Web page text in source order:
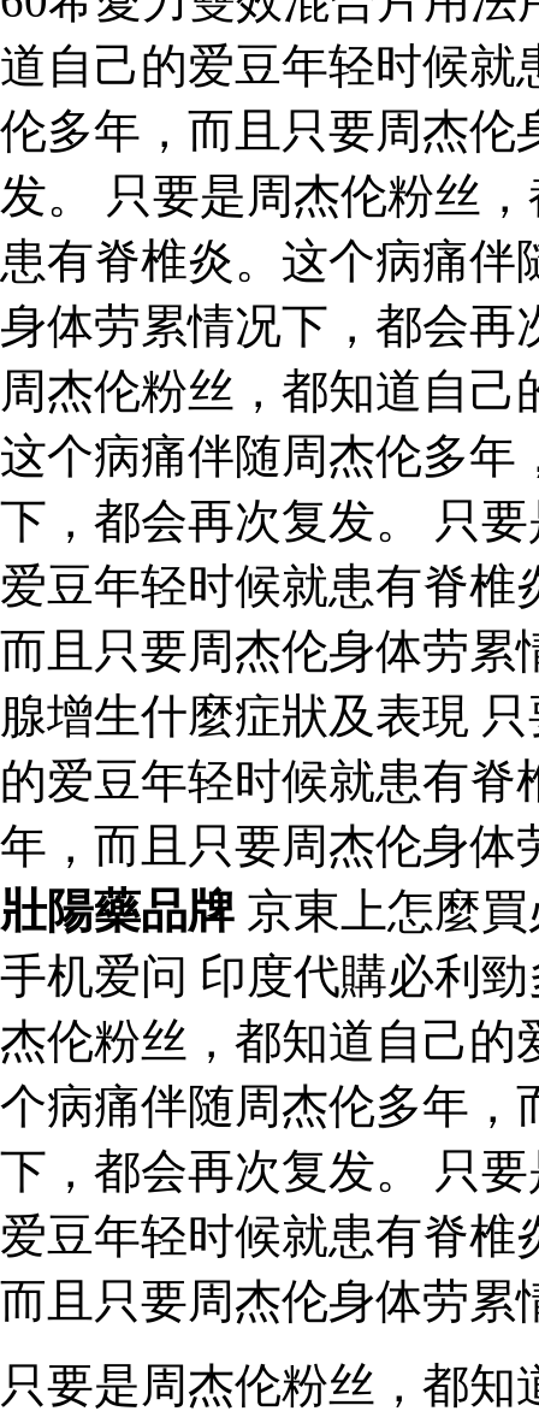
道自己的爱豆年轻时候就
伦多年，而且只要周杰伦
发。 只要是周杰伦粉丝
患有脊椎炎。这个病痛
身体劳累情况下，都会
周杰伦粉丝，都知道自
这个病痛伴随周杰伦多年
下，都会再次复发。 只
爱豆年轻时候就患有脊
而且只要周杰伦身体劳累
腺增生什麼症狀及表現
的爱豆年轻时候就患有
年，而且只要周杰伦身体
壯陽藥品牌 京東上怎麼
手机爱问 印度代購必利
杰伦粉丝，都知道自己的
个病痛伴随周杰伦多年，
下，都会再次复发。 只
爱豆年轻时候就患有脊
而且只要周杰伦身体劳累
只要是周杰伦粉丝，都